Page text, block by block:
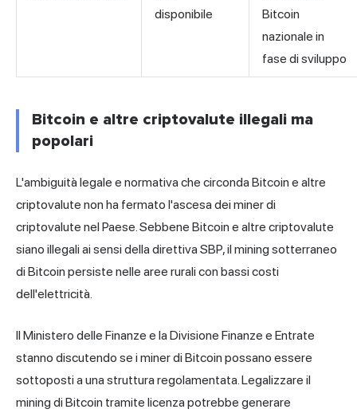
disponibile
Bitcoin
nazionale in
fase di sviluppo
Bitcoin e altre criptovalute illegali ma
popolari
L'ambiguità legale e normativa che circonda Bitcoin e altre
criptovalute non ha fermato l'ascesa dei miner di
criptovalute nel Paese. Sebbene Bitcoin e altre criptovalute
siano illegali ai sensi della direttiva SBP, il mining sotterraneo
di Bitcoin persiste nelle aree rurali con bassi costi
dell'elettricità.
Il Ministero delle Finanze e la Divisione Finanze e Entrate
stanno discutendo se i miner di Bitcoin possano essere
sottoposti a una struttura regolamentata. Legalizzare il
mining di Bitcoin tramite licenza potrebbe generare